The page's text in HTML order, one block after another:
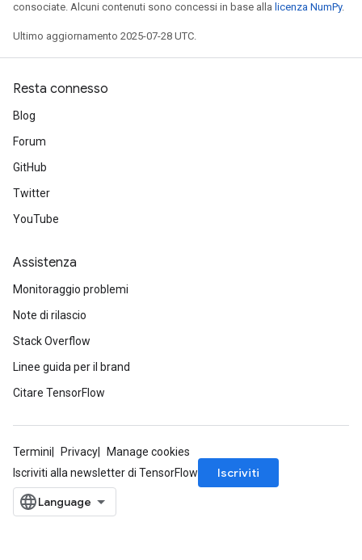
consociate. Alcuni contenuti sono concessi in base alla licenza NumPy.
Ultimo aggiornamento 2025-07-28 UTC.
Resta connesso
Blog
Forum
GitHub
Twitter
YouTube
Assistenza
Monitoraggio problemi
Note di rilascio
Stack Overflow
Linee guida per il brand
Citare TensorFlow
Termini Privacy
Manage cookies
Iscriviti alla newsletter di TensorFlow
Iscriviti